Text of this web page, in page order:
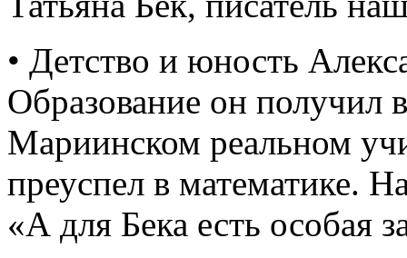
• Детство и юность
Образование он получил
Мариинском реальном
преуспел в математике.
«А для Бека есть особая